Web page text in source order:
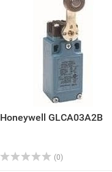
Honeywell GLCA03A2B
(0)